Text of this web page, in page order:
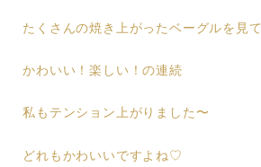
たくさんの焼き上がったベーグルを見て
かわいい！楽しい！の連続
私もテンション上がりました〜
どれもかわいいですよね♡